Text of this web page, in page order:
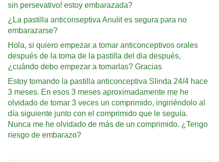
sin persevativo! estoy embarazada?
¿La pastilla anticonseptiva Anulit es segura para no
embarazarse?
Hola, si quiero empezar a tomar anticonceptivos orales
después de la toma de la pastilla del dia después,
¿cuándo debo empezar a tomarlas? Gracias
Estoy tomando la pastilla anticonceptiva Slinda 24/4 hace
3 meses. En esos 3 meses aproximadamente me he
olvidado de tomar 3 veces un comprimido, ingiriéndolo al
día siguiente junto con el comprimido que le seguía.
Nunca me he olvidado de más de un comprimido. ¿Tengo
riesgo de embarazo?